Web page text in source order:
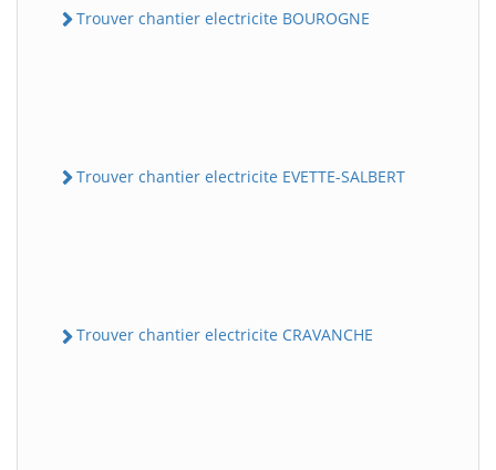
Trouver chantier electricite BOUROGNE
Trouver chantier electricite EVETTE-SALBERT
Trouver chantier electricite CRAVANCHE